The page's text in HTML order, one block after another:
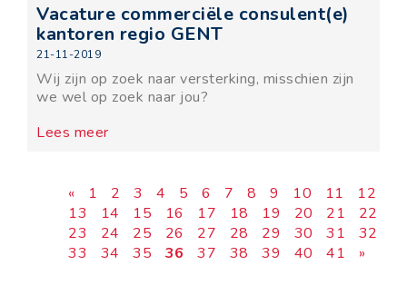
Vacature commerciële consulent(e)
kantoren regio GENT
21-11-2019
Wij zijn op zoek naar versterking, misschien zijn
we wel op zoek naar jou?
Lees meer
« 1 2 3 4 5 6 7 8 9 10 11
12
13
14 15 16 17 18 19 20 21
22
23
24 25 26 27 28 29 30 31
32
33
34 35 36 37 38 39 40 41 »